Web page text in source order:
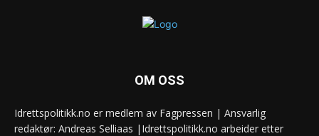
OM OSS
Idrettspolitikk.no er medlem av Fagpressen | Ansvarlig
redaktør: Andreas Selliaas |Idrettspolitikk.no arbeider etter